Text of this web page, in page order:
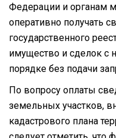
Федерации и органам
оперативно получать
государственного
имущество и сделок
порядке без подачи
По вопросу оплаты
земельных участков,
кадастрового плана